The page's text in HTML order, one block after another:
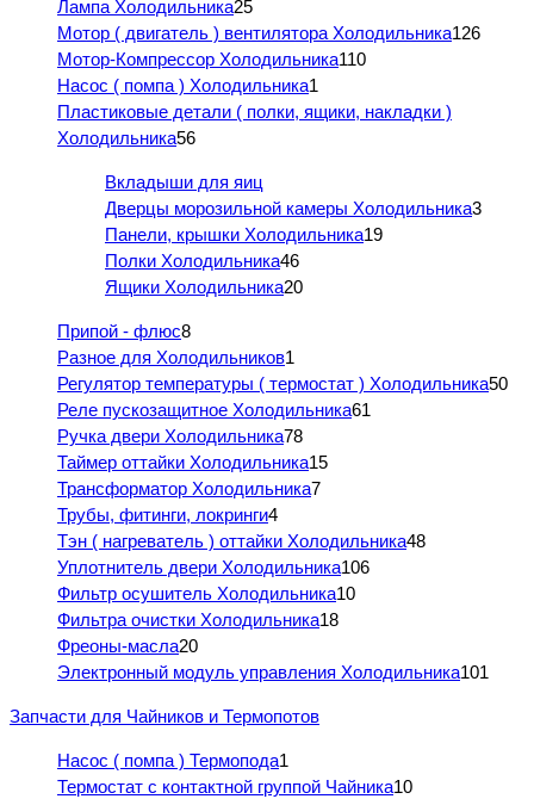
Лампа Холодильника25
Мотор ( двигатель ) вентилятора Холодильника126
Мотор-Компрессор Холодильника110
Насос ( помпа ) Холодильника1
Пластиковые детали ( полки, ящики, накладки )
Холодильника56
Вкладыши для яиц
Дверцы морозильной камеры Холодильника3
Панели, крышки Холодильника19
Полки Холодильника46
Ящики Холодильника20
Припой - флюс8
Разное для Холодильников1
Регулятор температуры ( термостат ) Холодильника50
Реле пускозащитное Холодильника61
Ручка двери Холодильника78
Таймер оттайки Холодильника15
Трансформатор Холодильника7
Трубы, фитинги, локринги4
Тэн ( нагреватель ) оттайки Холодильника48
Уплотнитель двери Холодильника106
Фильтр осушитель Холодильника10
Фильтра очистки Холодильника18
Фреоны-масла20
Электронный модуль управления Холодильника101
Запчасти для Чайников и Термопотов
Насос ( помпа ) Термопода1
Термостат с контактной группой Чайника10